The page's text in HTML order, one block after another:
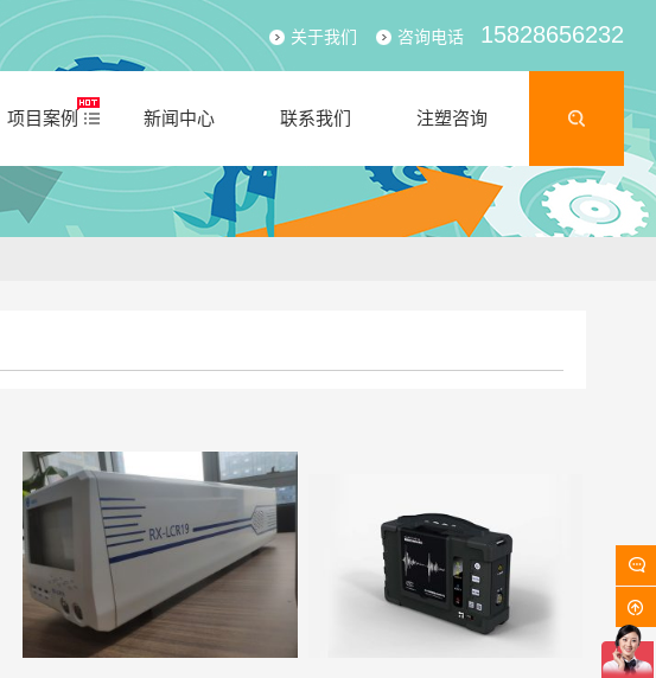
关于我们 咨询电话 15828656232
项目案例 新闻中心 联系我们 注塑咨询